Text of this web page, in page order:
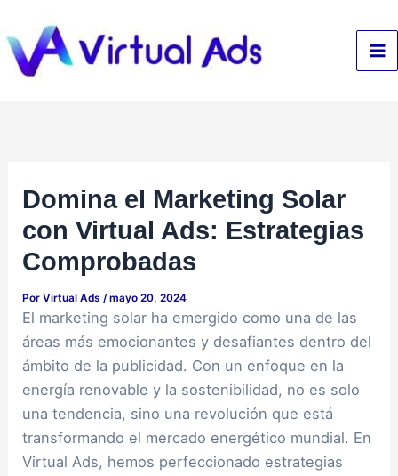
al
contenido
Domina el Marketing Solar
con Virtual Ads: Estrategias
Comprobadas
PorVirtual Ads/mayo 20, 2024
El marketing solar ha emergido como una de las
áreas más emocionantes y desafiantes dentro del
ámbito de la publicidad. Con un enfoque en la
energía renovable y la sostenibilidad, no es solo
una tendencia, sino una revolución que está
transformando el mercado energético mundial. En
Virtual Ads, hemos perfeccionado estrategias